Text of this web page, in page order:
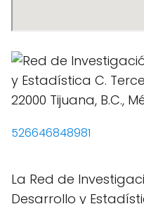
526646848981
La Red de
Desarrollo y